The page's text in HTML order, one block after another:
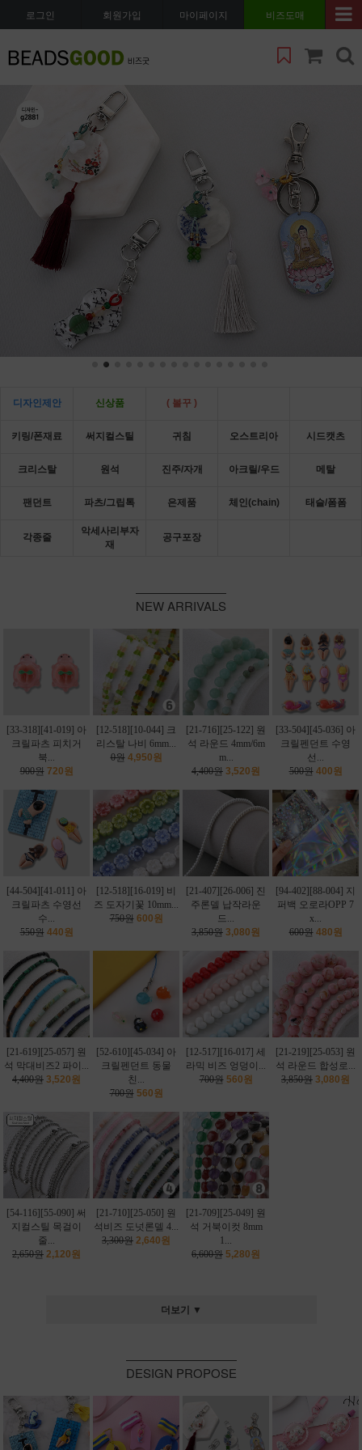
로그인 회원가입 마이페이지 비즈도매
디자인제안 신상품 ( 볼꾸 )
키링/폰재료 써지컬스틸 귀침 오스트리아 시드캣츠
크리스탈 원석 진주/자개 아크릴/우드 메탈
팬던트 파츠/그립톡 은제품 체인(chain) 태슬/폼폼
각종줄
악세사리부자
재
공구포장
NEW ARRIVALS
[33-318][41-019] 아
크릴파츠 피치거
북...
900원 720원
[12-518][10-044] 크
리스탈 나비 6mm...
0원 4,950원
[21-716][25-122] 원
석 라운드 4mm/6m
m...
4,400원 3,520원
[33-504][45-036] 아
크릴펜던트 수영
선...
500원 400원
[44-504][41-011] 아
크릴파츠 수영선
수...
550원 440원
[12-518][16-019] 비
즈 도자기꽃 10mm...
750원 600원
[21-407][26-006] 진
주론델 납작라운
드...
3,850원 3,080원
[94-402][88-004] 지
퍼백 오로라OPP 7
x...
600원 480원
[21-619][25-057] 원
석 막대비즈2 파이...
4,400원 3,520원
[52-610][45-034] 아
크릴펜던트 동물
친...
700원 560원
[12-517][16-017] 세
라믹 비즈 엉덩이...
700원 560원
[21-219][25-053] 원
석 라운드 합성로...
3,850원 3,080원
[54-116][55-090] 써
지컬스틸 목걸이
줄...
2,650원 2,120원
[21-710][25-050] 원
석비즈 도넛론델 4...
3,300원 2,640원
[21-709][25-049] 원
석 거북이컷 8mm
1...
6,600원 5,280원
더보기 ▼
DESIGN PROPOSE